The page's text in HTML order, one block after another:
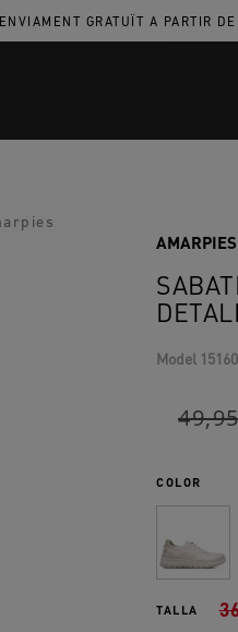
ENVIAMENT GRATUÏT A PARTIR
AMARPIES
Model
COLOR
TALLA